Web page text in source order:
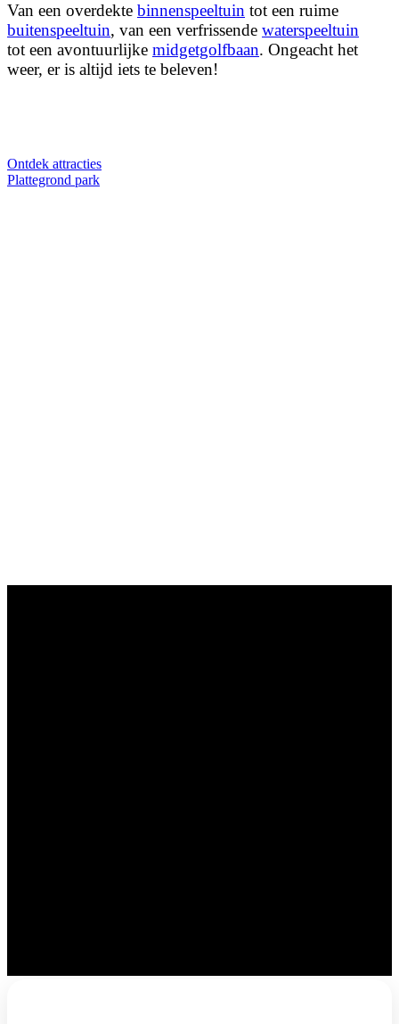
Van een overdekte binnenspeeltuin tot een ruime
buitenspeeltuin, van een verfrissende waterspeeltuin
tot een avontuurlijke midgetgolfbaan. Ongeacht het
weer, er is altijd iets te beleven!
Ontdek attracties
Plattegrond park